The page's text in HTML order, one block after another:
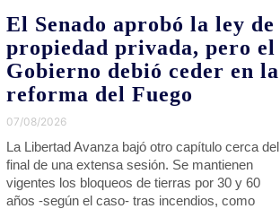
El Senado aprobó la ley de
propiedad privada, pero el
Gobierno debió ceder en la
reforma del Fuego
07/08/2026
La Libertad Avanza bajó otro capítulo cerca del
final de una extensa sesión. Se mantienen
vigentes los bloqueos de tierras por 30 y 60
años -según el caso- tras incendios, como